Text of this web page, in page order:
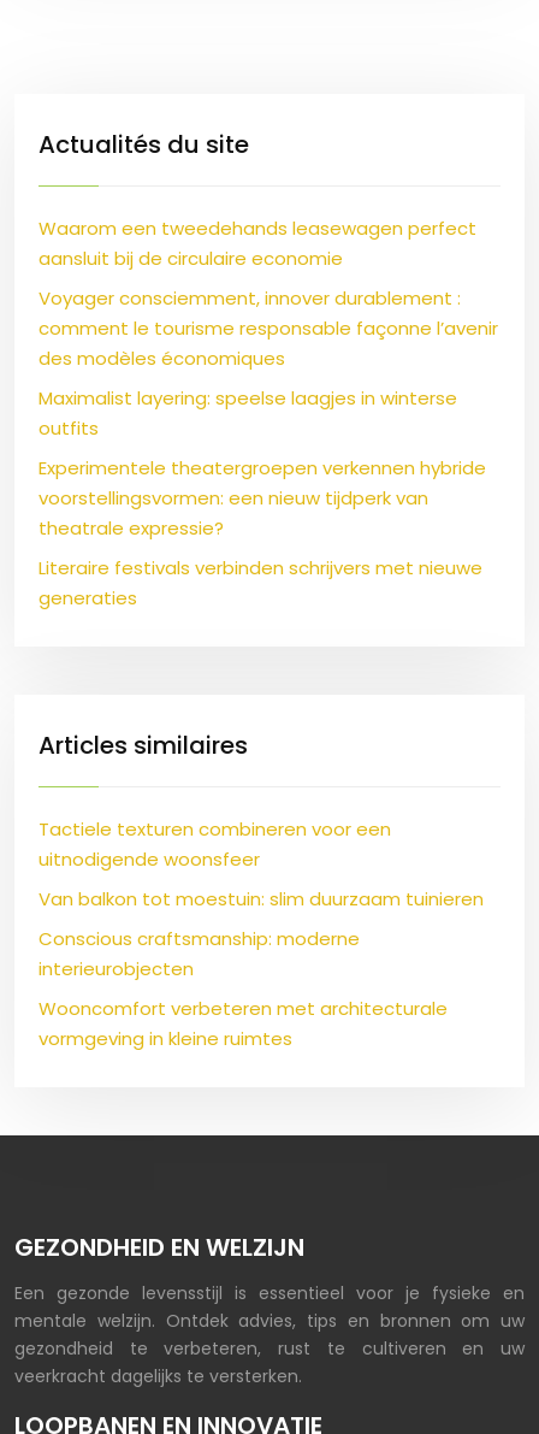
Actualités du site
Waarom een tweedehands leasewagen perfect
aansluit bij de circulaire economie
Voyager consciemment, innover durablement :
comment le tourisme responsable façonne l’avenir
des modèles économiques
Maximalist layering: speelse laagjes in winterse
outfits
Experimentele theatergroepen verkennen hybride
voorstellingsvormen: een nieuw tijdperk van
theatrale expressie?
Literaire festivals verbinden schrijvers met nieuwe
generaties
Articles similaires
Tactiele texturen combineren voor een
uitnodigende woonsfeer
Van balkon tot moestuin: slim duurzaam tuinieren
Conscious craftsmanship: moderne
interieurobjecten
Wooncomfort verbeteren met architecturale
vormgeving in kleine ruimtes
GEZONDHEID EN WELZIJN
Een gezonde levensstijl is essentieel voor je fysieke en
mentale welzijn. Ontdek advies, tips en bronnen om uw
gezondheid te verbeteren, rust te cultiveren en uw
veerkracht dagelijks te versterken.
LOOPBANEN EN INNOVATIE